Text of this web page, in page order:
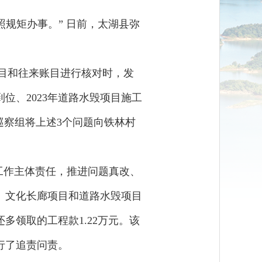
矩办事。” 日前，太湖县弥
和往来账目进行核对时，发
、2023年道路水毁项目施工
组将上述3个问题向铁林村
主体责任，推进问题真改、
化长廊项目和道路水毁项目
领取的工程款1.22万元。该
追责问责。